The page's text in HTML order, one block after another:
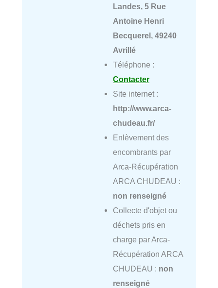
Landes, 5 Rue
Antoine Henri
Becquerel, 49240
Avrillé
Téléphone :
Contacter
Site internet :
http://www.arca-
chudeau.fr/
Enlèvement des
encombrants par
Arca-Récupération
ARCA CHUDEAU :
non renseigné
Collecte d'objet ou
déchets pris en
charge par Arca-
Récupération ARCA
CHUDEAU : non
renseigné